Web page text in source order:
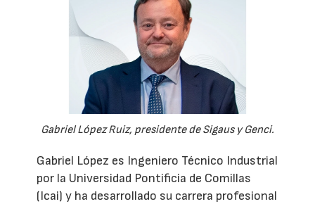
Gabriel López Ruiz, presidente de Sigaus y Genci.
Gabriel López es Ingeniero Técnico Industrial
por la Universidad Pontificia de Comillas
(Icai) y ha desarrollado su carrera profesional